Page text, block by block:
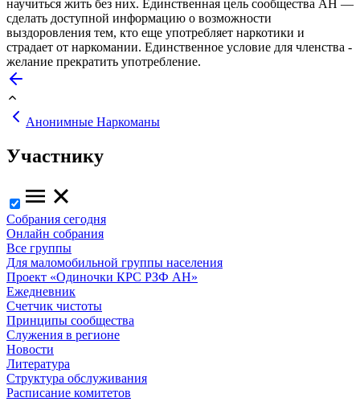
научиться жить без них. Единственная цель сообщества АН —
сделать доступной информацию о возможности
выздоровления тем, кто еще употребляет наркотики и
страдает от наркомании. Единственное условие для членства -
желание прекратить употребление.
Анонимные Наркоманы
Участнику
Собрания сегодня
Онлайн собрания
Все группы
Для маломобильной группы населения
Проект «Одиночки КРС РЗФ АН»
Ежедневник
Счетчик чистоты
Принципы сообщества
Служения в регионе
Новости
Литература
Структура обслуживания
Расписание комитетов